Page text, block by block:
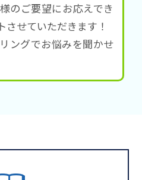
のご要望にお応えでき
させていただきます！
ングでお悩みを聞かせ